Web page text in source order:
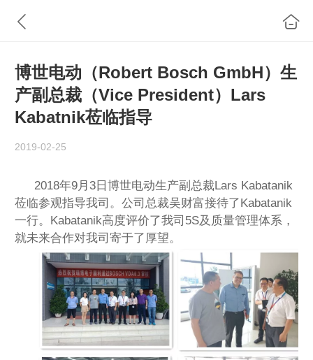
博世电动（Robert Bosch GmbH）生
产副总裁（Vice President）Lars
Kabatnik莅临指导
2019-02-25
2018年9月3日博世电动生产副总裁Lars Kabatanik
莅临参观指导我司。公司总裁吴财富接待了Kabatanik
一行。Kabatanik高度评价了我司5S及质量管理体系，
就未来合作对我司寄于了厚望。